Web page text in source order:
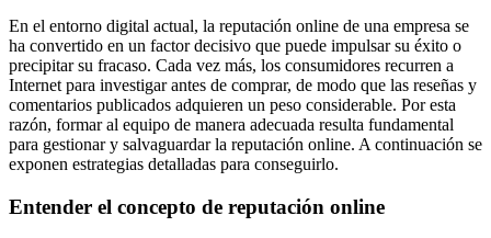
En el entorno digital actual, la reputación online de una empresa se
ha convertido en un factor decisivo que puede impulsar su éxito o
precipitar su fracaso. Cada vez más, los consumidores recurren a
Internet para investigar antes de comprar, de modo que las reseñas y
comentarios publicados adquieren un peso considerable. Por esta
razón, formar al equipo de manera adecuada resulta fundamental
para gestionar y salvaguardar la reputación online. A continuación se
exponen estrategias detalladas para conseguirlo.
Entender el concepto de reputación online